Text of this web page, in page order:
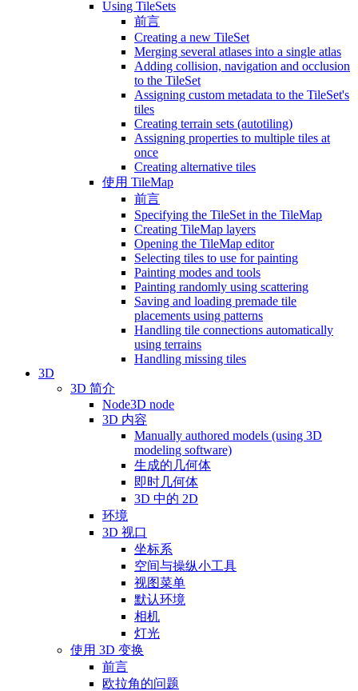
Using TileSets
前言
Creating a new TileSet
Merging several atlases into a single atlas
Adding collision, navigation and occlusion
to the TileSet
Assigning custom metadata to the TileSet's
tiles
Creating terrain sets (autotiling)
Assigning properties to multiple tiles at
once
Creating alternative tiles
使用 TileMap
前言
Specifying the TileSet in the TileMap
Creating TileMap layers
Opening the TileMap editor
Selecting tiles to use for painting
Painting modes and tools
Painting randomly using scattering
Saving and loading premade tile
placements using patterns
Handling tile connections automatically
using terrains
Handling missing tiles
3D
3D 简介
Node3D node
3D 内容
Manually authored models (using 3D
modeling software)
生成的几何体
即时几何体
3D 中的 2D
环境
3D 视口
坐标系
空间与操纵小工具
视图菜单
默认环境
相机
灯光
使用 3D 变换
前言
欧拉角的问题